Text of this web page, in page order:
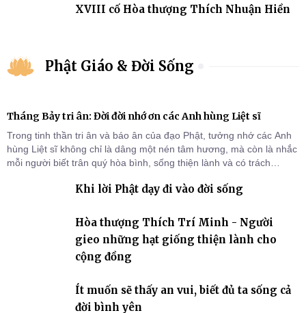
XVIII cố Hòa thượng Thích Nhuận Hiền
Phật Giáo & Đời Sống
Tháng Bảy tri ân: Đời đời nhớ ơn các Anh hùng Liệt sĩ
Trong tinh thần tri ân và báo ân của đạo Phật, tưởng nhớ các Anh
hùng Liệt sĩ không chỉ là dâng một nén tâm hương, mà còn là nhắc
mỗi người biết trân quý hòa bình, sống thiện lành và có trách
Khi lời Phật dạy đi vào đời sống
Hòa thượng Thích Trí Minh - Người
gieo những hạt giống thiện lành cho
cộng đồng
Ít muốn sẽ thấy an vui, biết đủ ta sống cả
đời bình yên